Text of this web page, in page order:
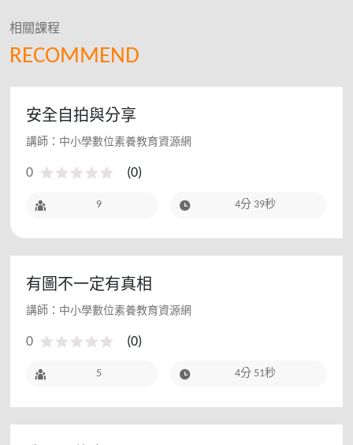
RECOMMEND
相關課程
安全自拍與分享
講師：中小學數位素養教育資源網
0 (0)
9 4分 39秒
有圖不一定有真相
講師：中小學數位素養教育資源網
0 (0)
5 4分 51秒